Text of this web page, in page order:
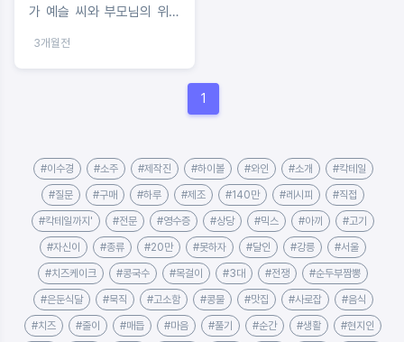
가 예슬 씨와 부모님의 위대
3개월전
1
#이수경 #소주 #제작진 #하이볼 #와인 #소개 #칵테일
#질문 #구매 #하루 #제조 #140만 #레시피 #직접
#칵테일까지' #전문 #영수증 #상당 #믹스 #아끼 #고기
#자신이 #종류 #20만 #못하자 #달인 #강릉 #서울
#치즈케이크 #콩국수 #목걸이 #3대 #전쟁 #순두부짬뽕
#은둔식달 #묵직 #고소함 #콩물 #맛집 #사로잡 #음식
#치즈 #줄이 #매듭 #마음 #풀기 #순간 #생활 #현지인